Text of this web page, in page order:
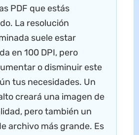
PDF que estás
La resolución
suele estar
en 100 DPI, pero
o disminuir este
tus necesidades. Un
creará una imagen de
pero también un
archivo más grande. Es